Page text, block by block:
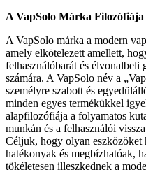
A VapSolo Márka Filozófiája
A VapSolo márka a modern
amely elkötelezett amellett,
felhasználóbarát és élvonalbeli
számára. A VapSolo név a
személyre szabott és
minden egyes termékükkel
alapfilozófiája a folyamatos
munkán és a felhasználói
Céljuk, hogy olyan eszközöket
hatékonyak és megbízhatóak,
tökéletesen illeszkednek a